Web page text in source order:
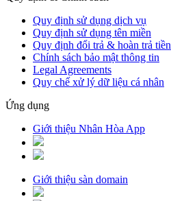
Quy định sử dụng dịch vụ
Quy định sử dụng tên miền
Quy định đổi trả & hoàn trả tiền
Chính sách bảo mật thông tin
Legal Agreements
Quy chế xử lý dữ liệu cá nhân
Ứng dụng
Giới thiệu Nhân Hòa App
Giới thiệu sàn domain